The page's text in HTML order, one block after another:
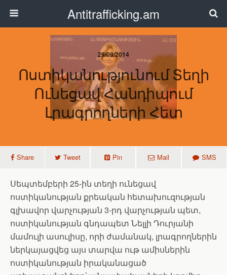
Antitrafficking.am
29/09/2014
Ոստիկանությունում Տեղի
Ունեցավ Հանդիպում
Լրագրողների Հետ
Share Tweet Pin Mail SMS
Սեպտեմբերի 25-ին տեղի ունեցավ
ոստիկանության քրեական հետախուզության
գլխավոր վարչության 3-րդ վարչության պետ,
ոստիկանության գնդապետ Նելլի Դուրյանի
մամուլի ասուլիսը, որի ժամանակ, լրագրողներին
ներկայացվեց այս տարվա ութ ամիսներին
ոստիկանության իրականացած